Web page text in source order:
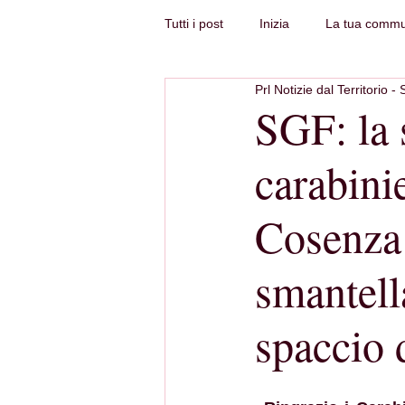
Tutti i post Inizia La tua
SGF: la
spaccio
Prl Notizie dal Territorio -